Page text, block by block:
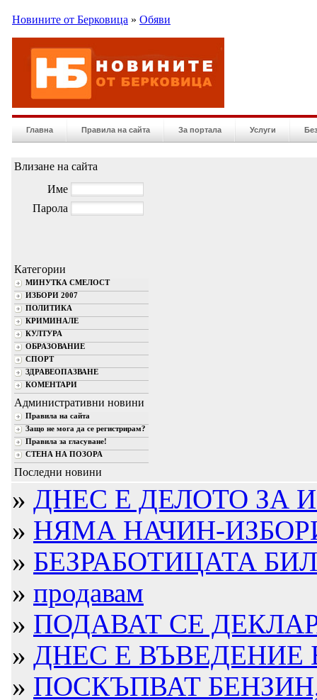
Новините от Берковица » Обяви
Главна Правила на сайта За портала Услуги
Влизане на сайта
Име
Парола
Категории
МИНУТКА СМЕЛОСТ
ИЗБОРИ 2007
ПОЛИТИКА
КРИМИНАЛЕ
КУЛТУРА
ОБРАЗОВАНИЕ
СПОРТ
ЗДРАВЕОПАЗВАНЕ
КОМЕНТАРИ
Административни новини
Правила на сайта
Защо не мога да се регистрирам?
Правила за гласуване!
СТЕНА НА ПОЗОРА
Последни новини
» ДНЕС Е ДЕЛОТО ЗА
» НЯМА НАЧИН-
» БЕЗРАБОТИЦАТА
» продавам
» ПОДАВАТ СЕ
» ДНЕС Е ВЪВЕДЕНИЕ
» ПОСКЪПВАТ